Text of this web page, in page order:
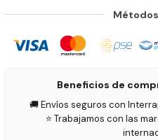
Beneficios de
🚚 Envíos seguros con
⭐ Trabajamos con las